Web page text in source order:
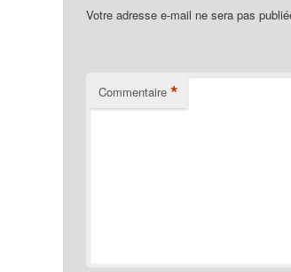
Votre adresse e-mail ne sera pas
Commentaire *